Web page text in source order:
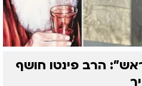
הרב פינטו חושף